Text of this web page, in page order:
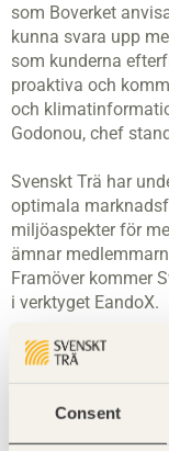
Consent
som Boverket
kunna svara upp
som kunderna
proaktiva och
och
Godonou, chef
Svenskt Trä har
optimala
miljöaspekter för
ämnar
Framöver kommer
i verktyget EandoX.
Om EandoX
EandoX är en
tillverkande bolag
skapa